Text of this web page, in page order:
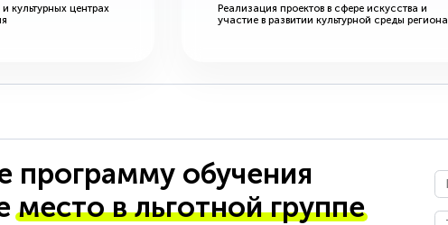
культурных центрах
Реализация проектов в сфере искусства и
участие в развитии культурной среды региона
программу обучения
место в льготной группе